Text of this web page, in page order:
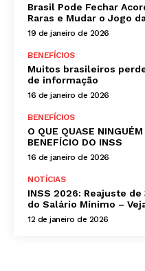
Brasil Pode Fechar
Raras e Mudar o Jogo
19 de janeiro de 2026
BENEFÍCIOS
Muitos brasileiros
de informação
16 de janeiro de 2026
BENEFÍCIOS
O QUE QUASE
BENEFÍCIO DO INSS
16 de janeiro de 2026
NOTÍCIAS
INSS 2026: Reajuste
do Salário Mínimo –
12 de janeiro de 2026